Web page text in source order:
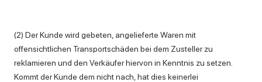
(2) Der Kunde wird gebeten, angelieferte Waren mit
offensichtlichen Transportschäden bei dem Zusteller zu
reklamieren und den Verkäufer hiervon in Kenntnis zu setzen.
Kommt der Kunde dem nicht nach, hat dies keinerlei